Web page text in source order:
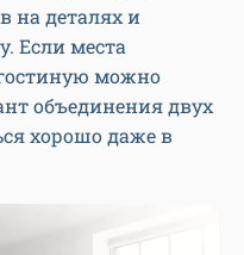
на деталях и
Если места
можно
объединения двух
хорошо даже в